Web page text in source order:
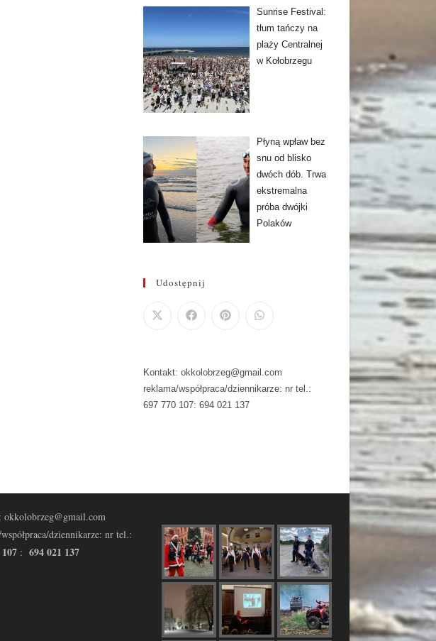
Sunrise Festival:
tłum tańczy na
plaży Centralnej
w Kołobrzegu
Płyną wpław bez
snu od blisko
dwóch dób. Trwa
ekstremalna
próba dwójki
Polaków
Udostępnij
Kontakt: okkolobrzeg@gmail.com
reklama/współpraca/dziennikarze: nr tel.:
697 770 107: 694 021 137
okkolobrzeg@gmail.com
dziennikarze: nr tel.:
: 694 021 137